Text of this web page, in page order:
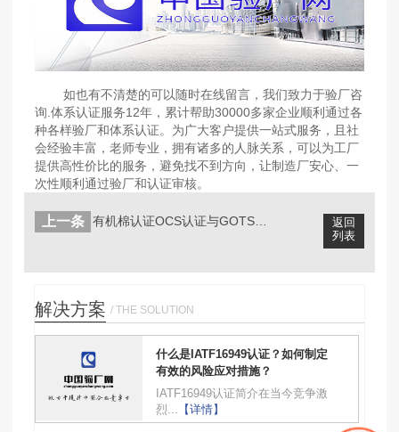
如也有不清楚的可以随时在线留言，我们致力于验厂咨
询.体系认证服务12年，累计帮助30000多家企业顺利通过各
种各样验厂和体系认证。为广大客户提供一站式服务，且社
会经验丰富，老师专业，拥有诸多的人脉关系，可以为工厂
提供高性价比的服务，避免找不到方向，让制造厂安心、一
次性顺利通过验厂和认证审核。
返回
列表
上一条
解决方案 / THE SOLUTION
什么是IATF16949认证？如何制定
有效的风险应对措施？
IATF16949认证简介在当今竞争激
烈...
【详情】